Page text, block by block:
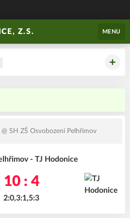
Z.S. MENU
@ SH ZŠ Osvobození Pelhřimov
- TJ Hodonice
10 : 4
2:0,3:1,5:3